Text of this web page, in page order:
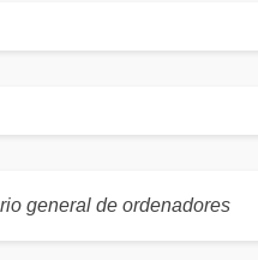
general de ordenadores